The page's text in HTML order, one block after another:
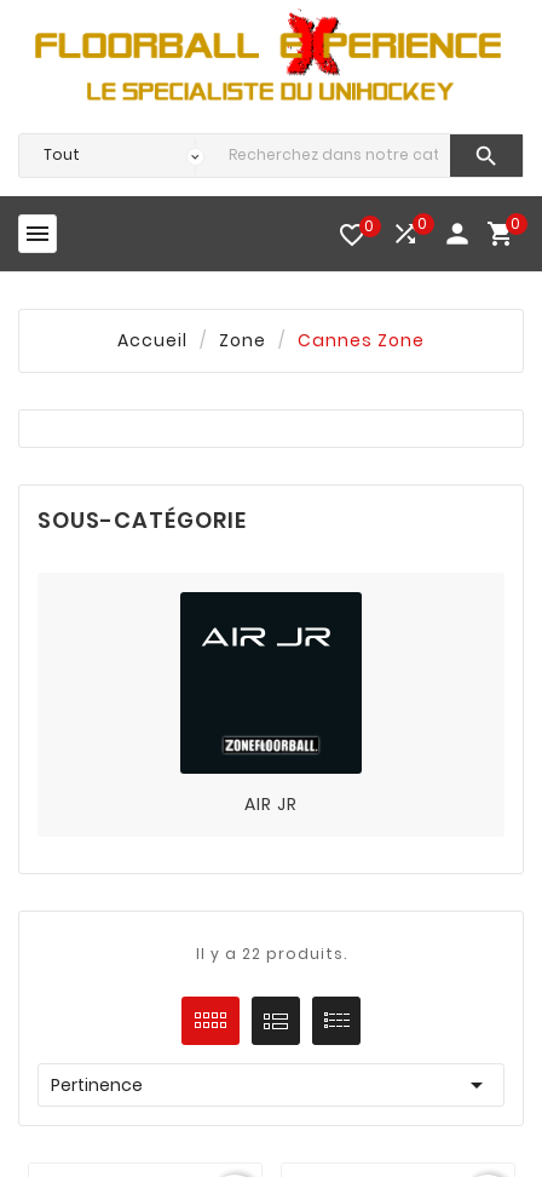

 favorite_border0 0  0
Accueil Zone Cannes Zone
SOUS-CATÉGORIE
AIR JR
Il y a 22 produits.
Pertinence 